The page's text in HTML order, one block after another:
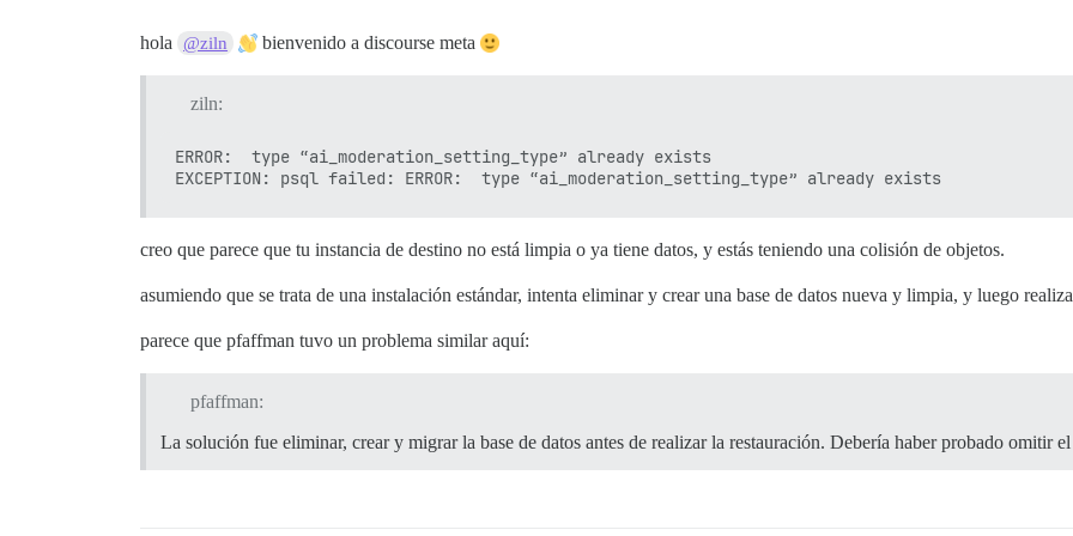
SET
ERROR: el tipo "ai_moderation_setting_type" ya existe
/workspace/discourse/lib/backup_restore/database_restorer.rb:26:in
/workspace/discourse/lib/backup_restore/restorer.rb:61:in 'BackupRestore::Restorer#run'
/workspace/discourse/script/spawn_backup_restore.rb:20:in 'Object#restore'
/workspace/discourse/script/spawn_backup_restore.rb:33:in 'bloque en '
/workspace/discourse/script/spawn_backup_restore.rb:4:in 'Kernel#fork'
/workspace/discourse/script/spawn_backup_restore.rb:4:in ''
No fue necesario revertir
Limpieza de elementos...
Eliminando funciones del esquema discourse_functions...
Eliminando el directorio temporal '/workspace/discourse/tmp/restores/default/2026-04-29-
hola @ziln bienvenido a discourse meta
ziln:
ERROR:  type “ai_moderation_setting_type” already exists
creo que parece que tu instancia de destino no está limpia o ya tiene datos, y estás teniendo una colisión de objetos.
asumiendo que se trata de una instalación estándar, intenta eliminar y crear una base de datos nueva y limpia, y luego
parece que pfaffman tuvo un problema similar aquí:
pfaffman:
La solución fue eliminar, crear y migrar la base de datos antes de realizar la restauración. Debería haber probado omitir